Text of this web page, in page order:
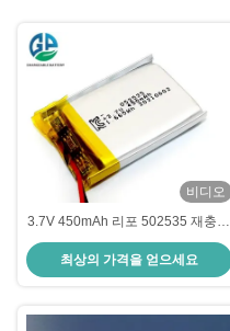
비디오
3.7V 450mAh 리포 502535 재충전
가능한 리?? 이온 폴리머 배터리 팩
3.7 V 무선 제품/블루 텐트 이어폰
최상의 가격을 얻으세요